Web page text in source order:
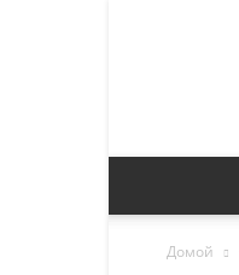
Домой